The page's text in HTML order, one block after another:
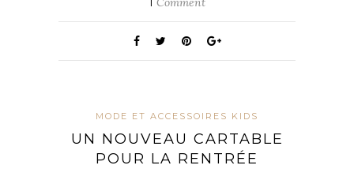
MODE ET ACCESSOIRES KIDS
UN NOUVEAU CARTABLE
POUR LA RENTRÉE